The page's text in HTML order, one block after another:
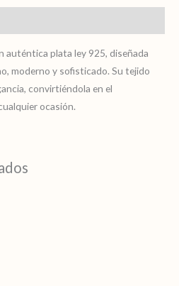
auténtica plata ley 925, diseñada
moderno y sofisticado. Su tejido
convirtiéndola en el
ocasión.